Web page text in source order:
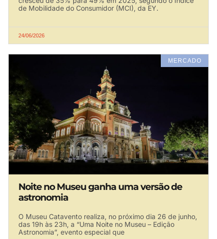
de Mobilidade do Consumidor (MCI), da EY.
24/06/2026
MERCADO
Noite no Museu ganha uma versão de
astronomia
O Museu Catavento realiza, no próximo dia 26 de junho,
das 19h às 23h, a “Uma Noite no Museu – Edição
Astronomia”, evento especial que